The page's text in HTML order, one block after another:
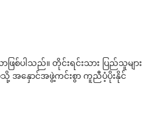
စ်ပါသည်။ တိုင်းရင်းသား ပြည်သူများ
သို့ အနှောင်အဖွဲ့ကင်းစွာ ကူညီပံ့ပိုးနိုင်